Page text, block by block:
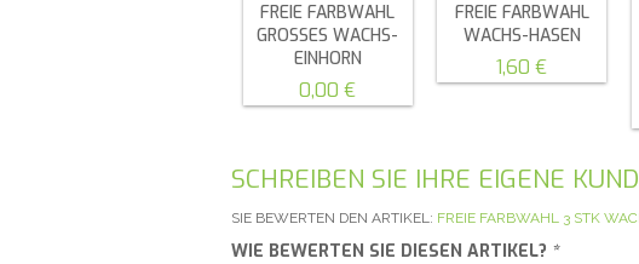
FREIE FARBWAHL
GROSSES WACHS-E
INHORN
0,00 €
FREIE FARBWAHL
WACHS-HASEN
1,60 €
SCHREIBEN SIE IHRE EIGENE
SIE BEWERTEN DEN ARTIKEL: FREIE FARBWAHL 3 STK
WIE BEWERTEN SIE DIESEN ARTIKEL? *